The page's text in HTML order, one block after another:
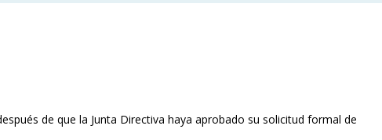
de que la Junta Directiva haya aprobado su solicitud formal de